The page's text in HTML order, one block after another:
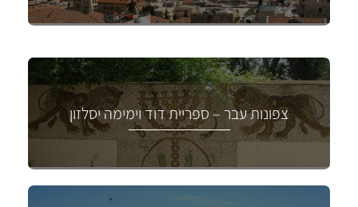
צפונות עבר – ספריית דוד וימימה יסלזון